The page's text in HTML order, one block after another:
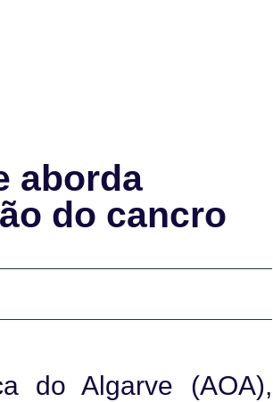
aborda
do cancro
do Algarve (AOA),